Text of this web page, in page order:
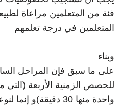
فئة من المتعلمين مراعاة
المتعلمين في درجة تعلمهم
وبناء
على ما سبق فإن المراحل
للحصص الزمنية الأربعة (التي
واحدة منها 30 دقيقة)و